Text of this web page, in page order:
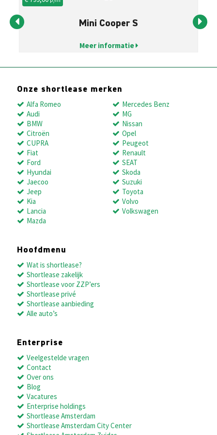
Mini Cooper S
Meer informatie
Onze shortlease merken
Alfa Romeo
Audi
BMW
Citroën
CUPRA
Fiat
Ford
Hyundai
Jaecoo
Jeep
Kia
Lancia
Mazda
Mercedes Benz
MG
Nissan
Opel
Peugeot
Renault
SEAT
Skoda
Suzuki
Toyota
Volvo
Volkswagen
Hoofdmenu
Wat is shortlease?
Shortlease zakelijk
Shortlease voor ZZP’ers
Shortlease privé
Shortlease aanbieding
Alle auto’s
Enterprise
Veelgestelde vragen
Contact
Over ons
Blog
Vacatures
Enterprise holdings
Shortlease Amsterdam
Shortlease Amsterdam City Center